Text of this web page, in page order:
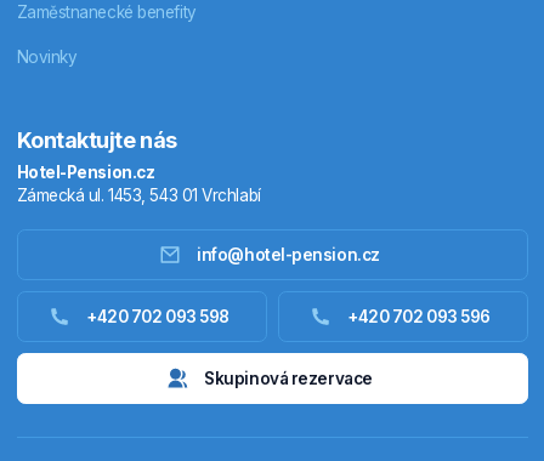
Ubytování zahraniční
Zaměstnanecké benefity
Novinky
Kontaktujte nás
Hotel-Pension.cz
Zámecká ul. 1453, 543 01 Vrchlabí
info@hotel-pension.cz
+420 702 093 598 +420 702 093 596
Skupinová rezervace